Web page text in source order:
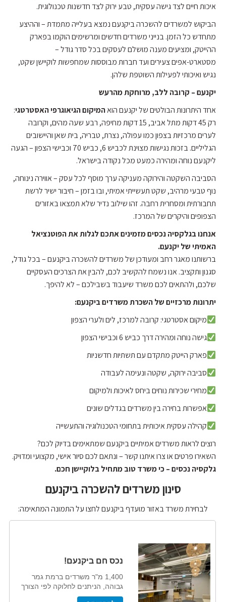
איכות חיים לצד גישה עסקית, טבע ירוק לצד חדשנות טכנולוגית.
הביקוש למשרדים להשכרה ביקנעם נמצא בעלייה מתמדת – וההיצע
מתחדש כל הזמן. בנייני משרדים חדשים ומרשימים הוקמו בפארק
ההייטק, ומציעים מענה מושלם לעסקים בכל סדר גודל –
מסטארט-אפים צעירים ועד חברות מבוססות שמחפשות לוקיישן שקט,
נגיש ואיכותי לפעילות השוטפת שלהן.
יקנעם – קרובה ללב, מרוחקת מהרעש
אחד היתרונות הבולטים של יקנעם הואהמיקום הגיאוגרפי האסטרטגי:
רק 45 דקות מתל אביב, 15 דקות מחיפה, רבע שעה מהים, וקרובה
לערים מרכזיות בצפון כמו עפולה, נצרת, טבריה, בית שאן והיישובים
הגליליים. בזכות נגישות מצוינת לכביש 6, כביש 70 וכבישי הצפון – הגעה
ליקנעם נוחה ומהירה כמעט מכל נקודה בישראל.
הסביבה השקטה והירוקה מעניקה ערך מוסף לכל עסק – אווירה נינוחה,
נוף טבעי מרהיב, שקט תעשייתי אמיתי, ובו בזמן – חיבור ישיר לרשת
תחבורתית ומסחרית רחבה. זהו שילוב נדיר שלא תמצאו באזורים
הצפופים והיקרים של המרכז.
אנחנו בגלקסיה נכסים מזמינים אתכם לגלות את הפוטנציאל
האמיתי של יקנעם.
ברשותנו מאגר רחב ומעודכן של משרדים להשכרה ביקנעם – בכל גודל,
סגנון ותקציב. אנו נשמח להקשיב לכם, להבין את הצרכים העסקיים
שלכם, ולהתאים לכם משרד שיעבוד בשבילכם – לא להיפך.
יתרונות מרכזיים של השכרת משרדים ביקנעם:
מיקום אסטרטגי: קרובה למרכז, לים ולערי הצפון
גישה נוחה ומהירה דרך כביש 6 וכבישי הצפון
פארק הייטק מתקדם עם תשתיות חדשניות
סביבה ירוקה, שקטה ונעימה לעבודה
מחירי שכירות נוחים ביחס לאיכות ולמיקום
אפשרות בחירה בין משרדים בגדלים שונים
קהילה עסקית איכותית בתחומי הטכנולוגיה והתעשייה
רוצים לראות משרדים אמיתיים ביקנעם שמתאימים בדיוק לכם?
השאירו פרטים או צרו איתנו קשר – ונתאם לכם סיור אישי, מקצועי ומדויק.
גלקסיה נכסים – כי משרד טוב מתחיל בלוקיישן חכם.
סינון משרדים להשכרה ביקנעם
לבחירת משרד באזור מועדף ביקנעם לחצו על התמונה המתאימה:
נכס חם ביקנעם!
1,400 מ"ר משרדים ברמת גמר
גבוהה, הניתנים לחלוקה לפי הצורך